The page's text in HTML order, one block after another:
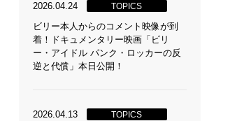
2026.04.24 TOPICS
ビリー本人からのコメント映像が到
着！ドキュメンタリー映画「ビリ
ー・アイドル パンク・ロッカーの反
逆と代償」本日公開！
2026.04.13 TOPICS